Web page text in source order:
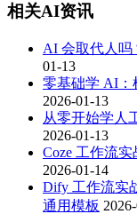
相关AI资讯
AI 会取代人吗
01-13
零基础学 AI：
2026-01-13
从零开始学人
2026-01-13
Coze 工作流
2026-01-14
Dify 工作流实
通用模板